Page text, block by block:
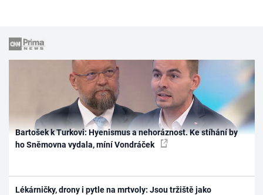
Bartošek k Turkovi: Hyenismus a nehoráznost. Ke stíhání by
ho Sněmovna vydala, míní Vondráček
Lékárničky, drony i pytle na mrtvoly: Jsou tržiště jako